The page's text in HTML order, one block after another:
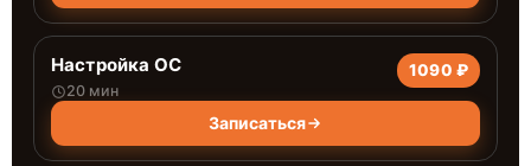
Настройка ОС
20 мин
1090 ₽
Записаться